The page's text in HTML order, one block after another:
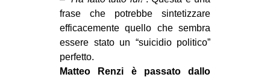
ESTREMO ORIENTE
EUROPA
MONDO
frase che potrebbe sintetizzare
efficacemente quello che sembra
essere stato un “suicidio politico”
perfetto.
Matteo Renzi è passato dallo